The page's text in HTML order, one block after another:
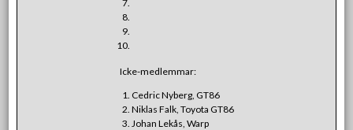
Icke-medlemmar:
Cedric Nyberg, GT86
Niklas Falk, Toyota GT86
Johan Lekås, Warp